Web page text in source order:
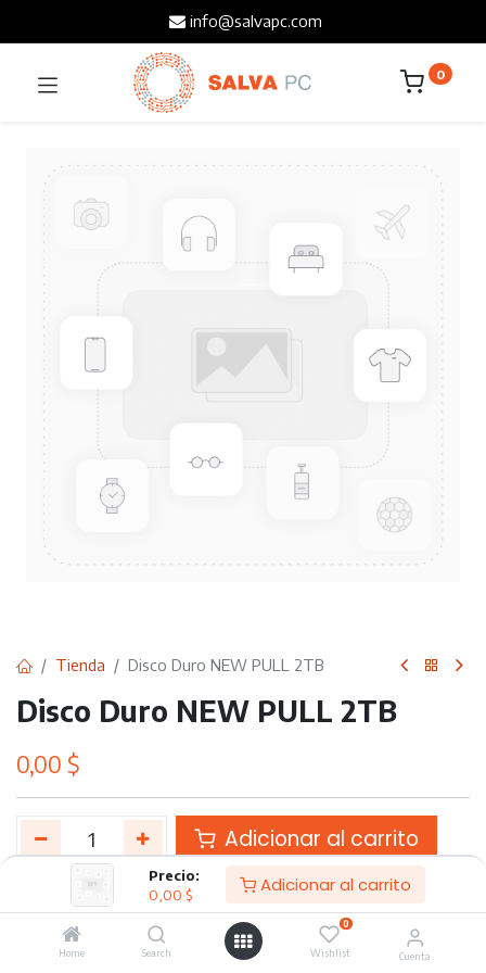
Precio:
0,00 $ Adicionar al carrito
Home Search
0
Wishlist Cuenta
info@salvapc.com
0
Tienda Disco Duro NEW PULL 2TB
Disco Duro NEW PULL 2TB
0,00 $
Adicionar al carrito
Agregar a lista de deseos
Etiquetas : SALVAPC